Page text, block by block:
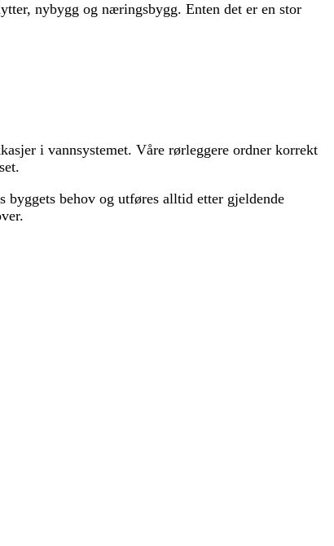
nybygg og næringsbygg. Enten det er en stor
i vannsystemet. Våre rørleggere ordner korrekt
behov og utføres alltid etter gjeldende